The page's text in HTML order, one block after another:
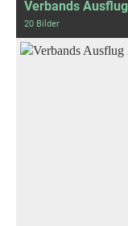
Verbands
20 Bilder